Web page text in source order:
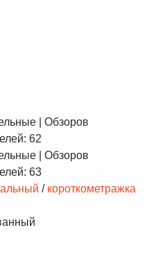
| Обзоров
62
| Обзоров
63
/ короткометражка